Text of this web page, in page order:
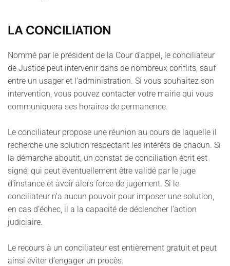
LA CONCILIATION
Nommé par le président de la Cour d’appel, le conciliateur
de Justice peut intervenir dans de nombreux conflits, sauf
entre un usager et l’administration. Si vous souhaitez son
intervention, vous pouvez contacter votre mairie qui vous
communiquera ses horaires de permanence.
Le conciliateur propose une réunion au cours de laquelle il
recherche une solution respectant les intérêts de chacun. Si
la démarche aboutit, un constat de conciliation écrit est
signé, qui peut éventuellement être validé par le juge
d’instance et avoir alors force de jugement. Si le
conciliateur n’a aucun pouvoir pour imposer une solution,
en cas d’échec, il a la capacité de déclencher l’action
judiciaire.
Le recours à un conciliateur est entièrement gratuit et peut
ainsi éviter d’engager un procès.